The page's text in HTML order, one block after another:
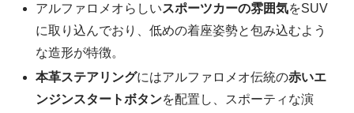
アルファロメオらしいスポーツカーの雰囲気をSUV
に取り込んでおり、低めの着座姿勢と包み込むよう
な造形が特徴。
本革ステアリングにはアルファロメオ伝統の赤いエ
ンジンスタートボタンを配置し、スポーティな演